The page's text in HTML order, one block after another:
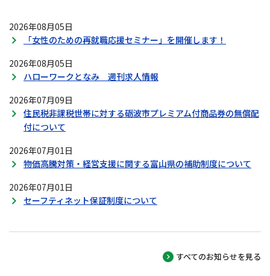
2026年08月05日
「女性のための再就職応援セミナー」を開催します！
2026年08月05日
ハローワークとなみ 週刊求人情報
2026年07月09日
住民税非課税世帯に対する砺波市プレミアム付商品券の無償配
付について
2026年07月01日
物価高騰対策・経営支援に関する富山県の補助制度について
2026年07月01日
セーフティネット保証制度について
すべてのお知らせを見る